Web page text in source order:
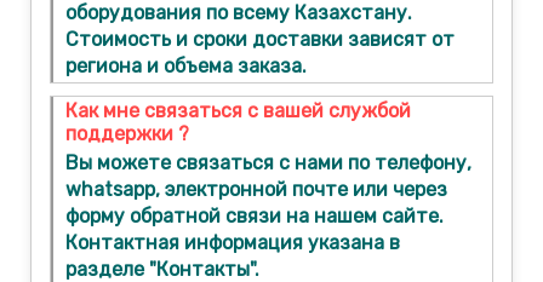
оборудования по всему Казахстану.
Стоимость и сроки доставки зависят от
региона и объема заказа.
Как мне связаться с вашей службой
поддержки ?
Вы можете связаться с нами по телефону,
whatsapp, электронной почте или через
форму обратной связи на нашем сайте.
Контактная информация указана в
разделе "Контакты".